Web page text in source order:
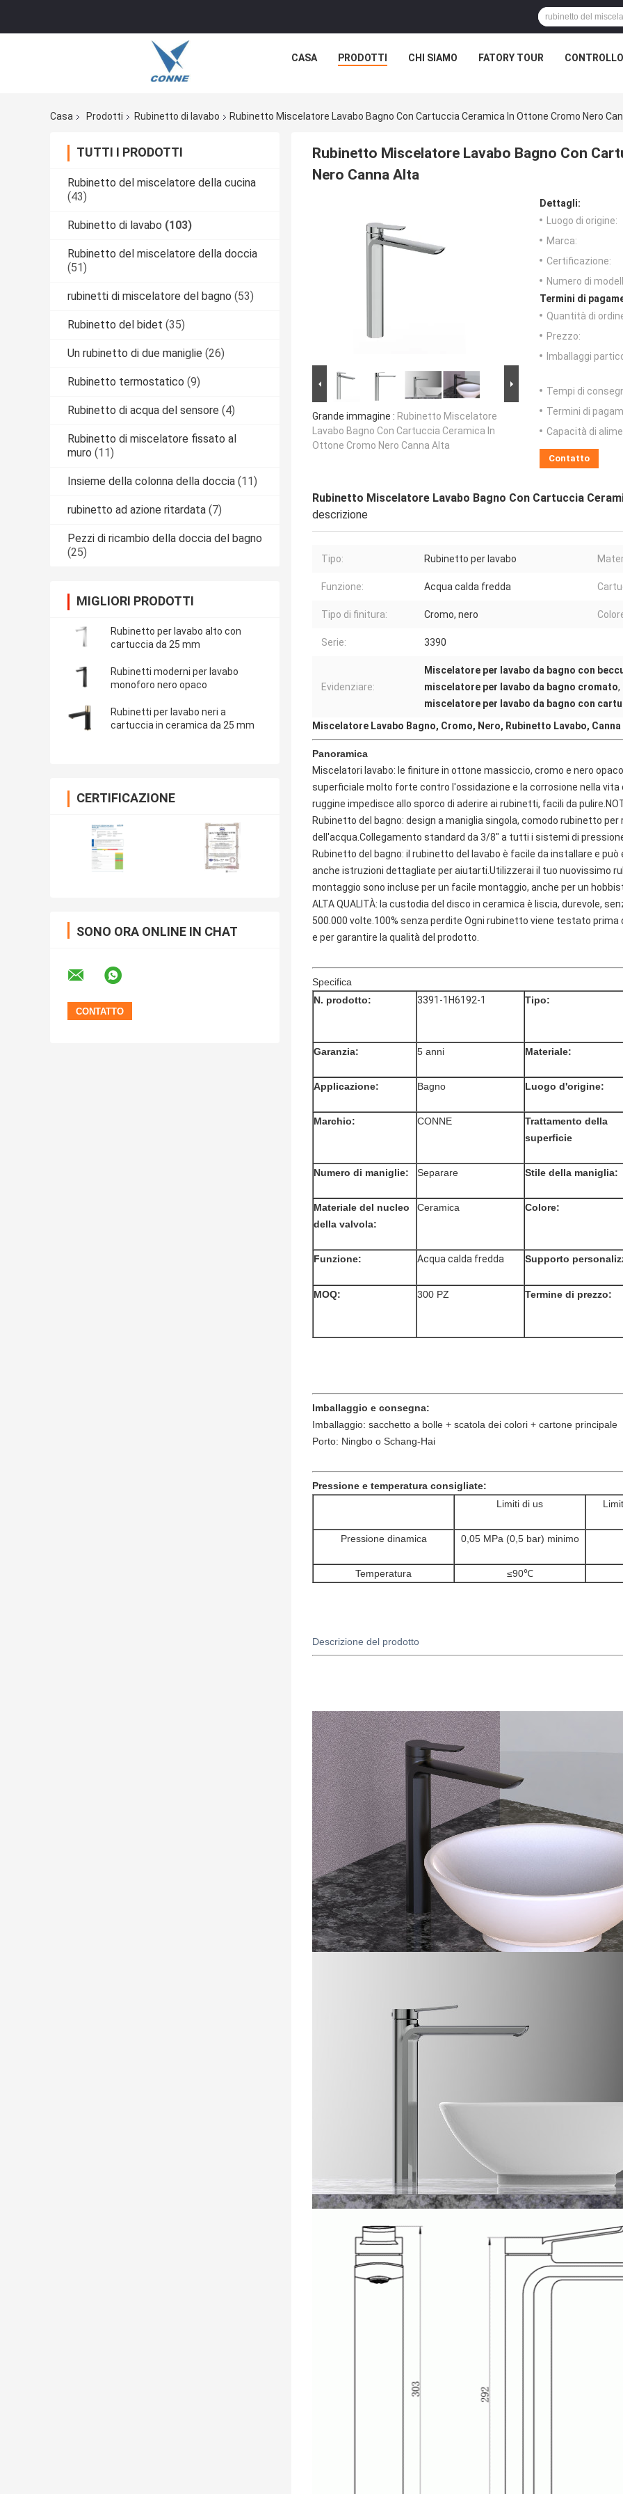
CASA PRODOTTI CHI SIAMO FATORY TOUR
Casa Prodotti Rubinetto di lavabo Rubinetto Miscelatore Lavabo Bagno Con Cartuccia Ceramica In Ottone Cromo Nero
TUTTI I PRODOTTI
Rubinetto del miscelatore della cucina
(43)
Rubinetto di lavabo (103)
Rubinetto del miscelatore della doccia
(51)
rubinetti di miscelatore del bagno (53)
Rubinetto del bidet (35)
Un rubinetto di due maniglie (26)
Rubinetto termostatico (9)
Rubinetto di acqua del sensore (4)
Rubinetto di miscelatore fissato al
muro (11)
Insieme della colonna della doccia (11)
rubinetto ad azione ritardata (7)
Pezzi di ricambio della doccia del bagno
(25)
MIGLIORI PRODOTTI
Rubinetto per lavabo alto con
cartuccia da 25 mm
Rubinetti moderni per lavabo
monoforo nero opaco
Rubinetti per lavabo neri a
cartuccia in ceramica da 25 mm
CERTIFICAZIONE
SONO ORA ONLINE IN CHAT
Rubinetto Miscelatore Lavabo Bagno Con
Nero Canna Alta
Grande immagine : Rubinetto Miscelatore
Lavabo Bagno Con Cartuccia Ceramica In
Ottone Cromo Nero Canna Alta
Dettagli:
Luogo di origine:
Marca:
Certificazione:
Numero di
Termini di
Quantità di
Prezzo:
Imballaggi
Tempi di
Termini di
Capacità di
Contatto
Rubinetto Miscelatore Lavabo Bagno Con Cartuccia
descrizione
Tipo: Rubinetto per lavabo
Funzione: Acqua calda fredda
Tipo di finitura: Cromo, nero
Serie: 3390
Evidenziare:
Miscelatore per lavabo da bagno con
miscelatore per lavabo da bagno cromato,
miscelatore per lavabo da bagno con
Miscelatore Lavabo Bagno, Cromo, Nero, Rubinetto Lavabo,
Panoramica
Miscelatori lavabo: le finiture in ottone massiccio, cromo e nero
superficiale molto forte contro l'ossidazione e la corrosione nella
ruggine impedisce allo sporco di aderire ai rubinetti, facili da
Rubinetto del bagno: design a maniglia singola, comodo rubinetto
dell'acqua.Collegamento standard da 3/8" a tutti i sistemi di
Rubinetto del bagno: il rubinetto del lavabo è facile da installare e
anche istruzioni dettagliate per aiutarti.Utilizzerai il tuo nuovissimo
montaggio sono incluse per un facile montaggio, anche per un
ALTA QUALITÀ: la custodia del disco in ceramica è liscia, durevole,
500.000 volte.100% senza perdite Ogni rubinetto viene testato
e per garantire la qualità del prodotto.
Specifica
N. prodotto:
3391-1H6192-1 Tipo:
Garanzia: 5 anni Materiale:
Applicazione: Bagno Luogo d'origine:
Marchio: CONNE
Trattamento della
superficie
Numero di maniglie: Separare Stile della maniglia:
Materiale del nucleo
della valvola:
Ceramica Colore:
Funzione: Acqua calda fredda Supporto
MOQ: 300 PZ Termine di prezzo:
Imballaggio e consegna:
Imballaggio: sacchetto a bolle + scatola dei colori + cartone principale
Porto: Ningbo o Schang-Hai
Pressione e temperatura consigliate:
Limiti di us
Pressione dinamica 0,05 MPa (0,5 bar) minimo
Temperatura ≤90℃
Descrizione del prodotto